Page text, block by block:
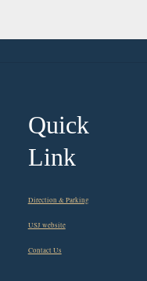
Quick
Link
Direction & Parking
USJ website
Contact Us